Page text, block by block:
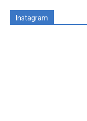
Instagram